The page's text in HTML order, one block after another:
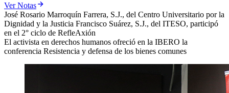
Ver Notas
José Rosario Marroquín Farrera, S.J., del Centro Universitario por la
Dignidad y la Justicia Francisco Suárez, S.J., del ITESO, participó
en el 2° ciclo de RefleAxión
El activista en derechos humanos ofreció en la IBERO la
conferencia Resistencia y defensa de los bienes comunes